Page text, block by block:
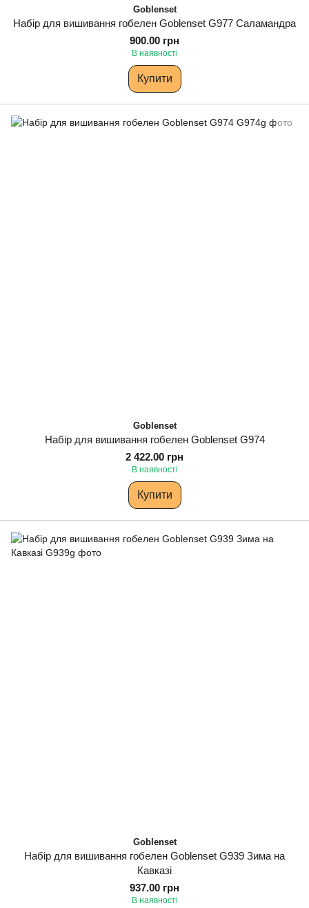
Goblenset
Набір для вишивання гобелен Goblenset G977 Саламандра
900.00 грн
В наявності
Купити
Goblenset
Набір для вишивання гобелен Goblenset G974
2 422.00 грн
В наявності
Купити
Goblenset
Набір для вишивання гобелен Goblenset G939 Зима на
Кавказі
937.00 грн
В наявності